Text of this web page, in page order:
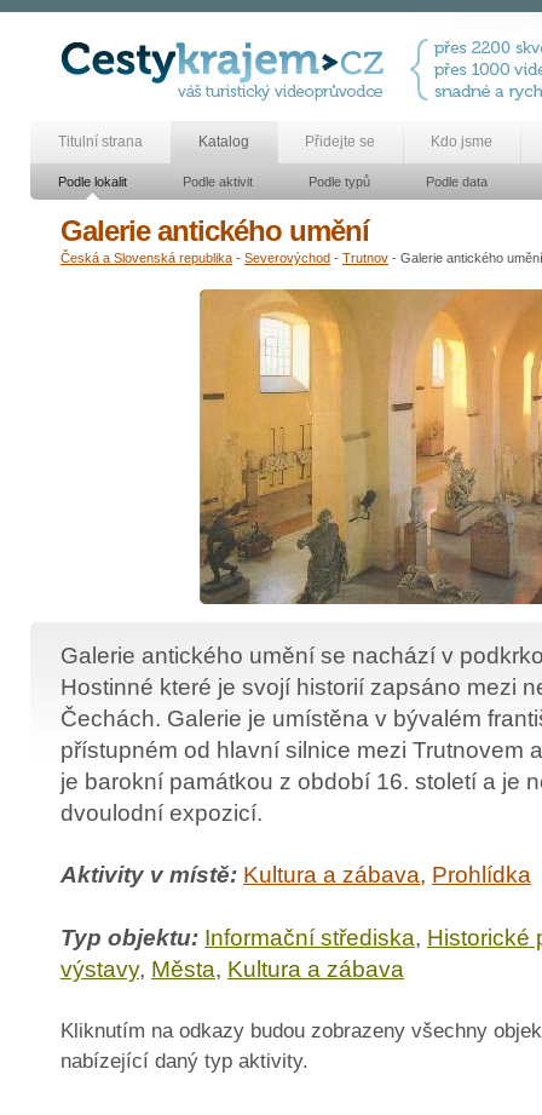
Titulní strana Katalog Přidejte se Kdo jsme
Podle lokalit Podle aktivit Podle typů Podle data
Galerie antického umění
Česká a Slovenská republika - Severovýchod - Trutnov - Galerie antického umění
Galerie antického umění se nachází v
Hostinné které je svojí historií zapsáno mezi
Čechách. Galerie je umístěna v bývalém
přístupném od hlavní silnice mezi Trutnovem
je barokní památkou z období 16. století a je
dvoulodní expozicí.
Aktivity v místě: Kultura a zábava, Prohlídka
Typ objektu: Informační střediska, Historické
výstavy, Města, Kultura a zábava
Kliknutím na odkazy budou zobrazeny všechny
nabízející daný typ aktivity.